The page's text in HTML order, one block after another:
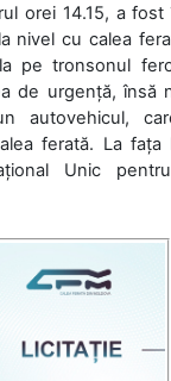
orei 14.15, a
nivel cu calea
pe tronsonul
de urgență, însă
autovehicul,
ferată. La
Unic